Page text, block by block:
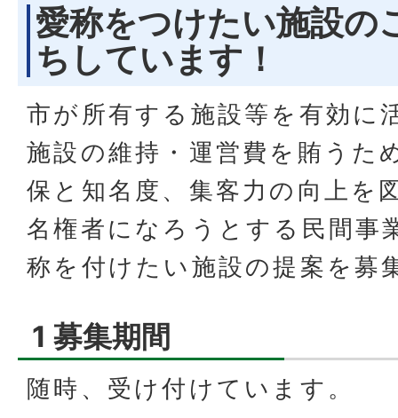
愛称をつけたい施設の
ちしています！
市が所有する施設等を有効に
施設の維持・運営費を賄うた
保と知名度、集客力の向上を
名権者になろうとする民間事
称を付けたい施設の提案を募
1 募集期間
随時、受け付けています。